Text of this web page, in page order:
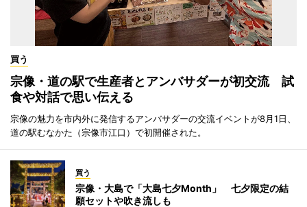
買う
宗像・道の駅で生産者とアンバサダーが初交流 試
食や対話で思い伝える
宗像の魅力を市内外に発信するアンバサダーの交流イベントが8月1日、
道の駅むなかた（宗像市江口）で初開催された。
買う
宗像・大島で「大島七夕Month」 七夕限定の結
願セットや吹き流しも